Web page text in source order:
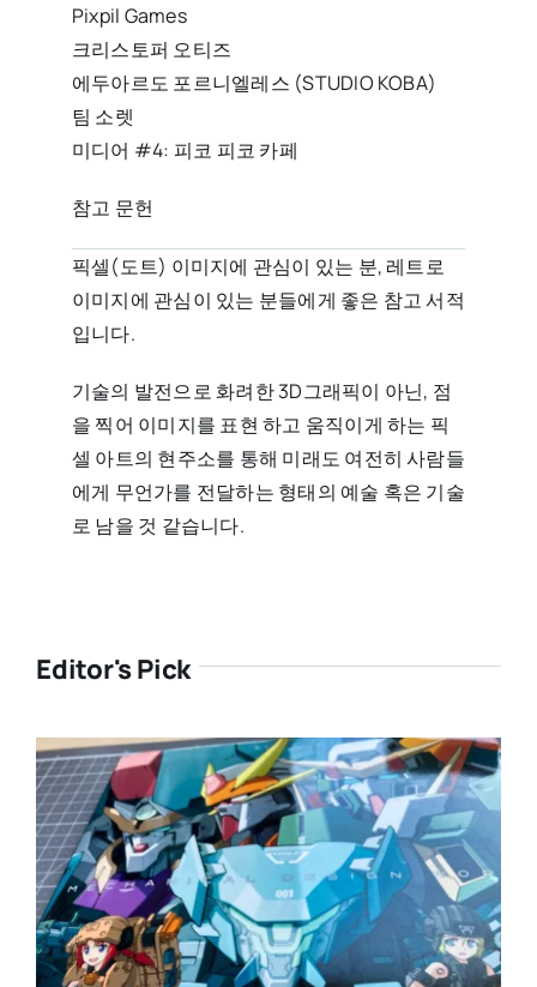
Pixpil Games
크리스토퍼 오티즈
에두아르도 포르니엘레스 (STUDIO KOBA)
팀 소렛
미디어 #4: 피코 피코 카페
참고 문헌
픽셀(도트) 이미지에 관심이 있는 분, 레트로
이미지에 관심이 있는 분들에게 좋은 참고 서적
입니다.
기술의 발전으로 화려한 3D그래픽이 아닌, 점
을 찍어 이미지를 표현 하고 움직이게 하는 픽
셀 아트의 현주소를 통해 미래도 여전히 사람들
에게 무언가를 전달하는 형태의 예술 혹은 기술
로 남을 것 같습니다.
Editor's Pick